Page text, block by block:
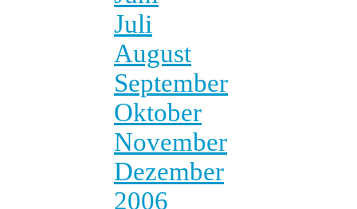
Juli
August
September
Oktober
November
Dezember
2006